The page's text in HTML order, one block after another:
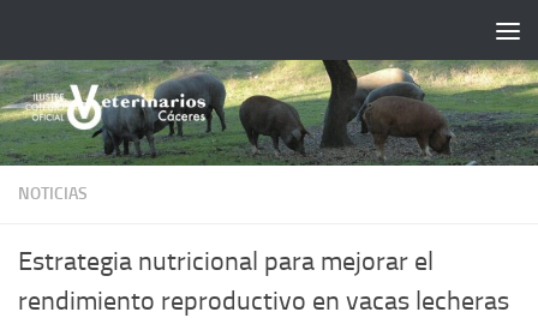
NOTICIAS
Estrategia nutricional para mejorar el
rendimiento reproductivo en vacas lecheras